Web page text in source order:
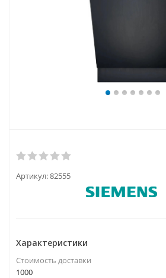
Артикул:82555
Характеристики
Стоимость доставки
1000